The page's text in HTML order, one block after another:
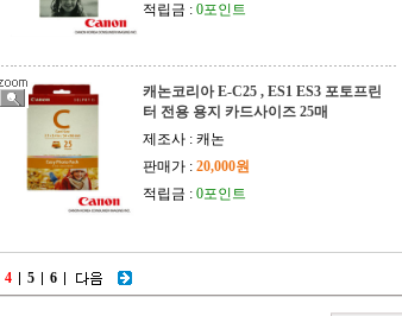
적립금 : 0포인트
캐논코리아 E-C25 , ES1 ES3 포토프린
터 전용 용지 카드사이즈 25매
제조사 : 캐논
판매가 : 20,000원
적립금 : 0포인트
4 5 6